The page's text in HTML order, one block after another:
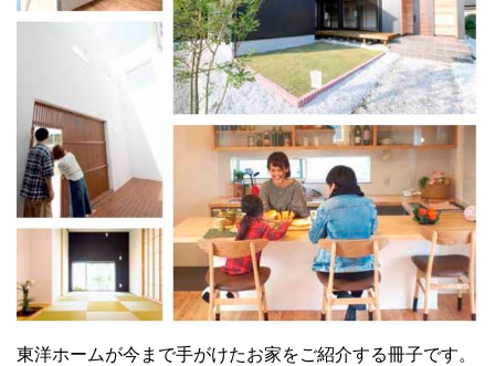
東洋ホームが今まで手がけたお家をご紹介する冊子です。